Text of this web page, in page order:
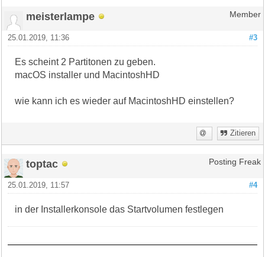
meisterlampe Member
#3
25.01.2019, 11:36
Es scheint 2 Partitonen zu geben.
macOS installer und MacintoshHD
wie kann ich es wieder auf MacintoshHD einstellen?
Zitieren
toptac Posting Freak
#4
25.01.2019, 11:57
in der Installerkonsole das Startvolumen festlegen